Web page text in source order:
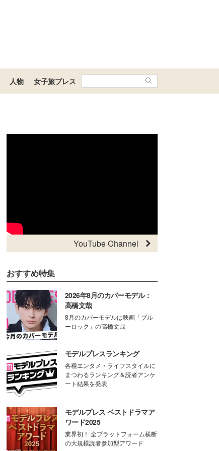
人物 女子旅プレス
YouTube Channel
おすすめ特集
2026年8月のカバーモデル：
高橋文哉
8月のカバーモデルは映画「ブル
ーロック」の高橋文哉
モデルプレスランキング
各種エンタメ・ライフスタイルに
まつわるランキング＆読者アンケ
ート結果を発表
モデルプレス ベストドラマア
ワード2025
業界初！ 全プラットフォーム横断
の大規模読者参加型アワード